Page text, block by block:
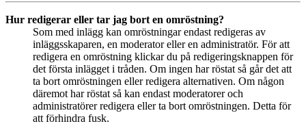
Hur redigerar eller tar jag bort en omröstning?
Som med inlägg kan omröstningar endast redigeras av
inläggsskaparen, en moderator eller en administratör. För att
redigera en omröstning klickar du på redigeringsknappen för
det första inlägget i tråden. Om ingen har röstat så går det att
ta bort omröstningen eller redigera alternativen. Om någon
däremot har röstat så kan endast moderatorer och
administratörer redigera eller ta bort omröstningen. Detta för
att förhindra fusk.